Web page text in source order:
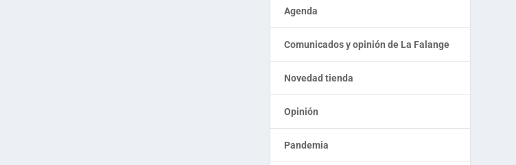
Agenda
Comunicados y opinión de La Falange
Novedad tienda
Opinión
Pandemia